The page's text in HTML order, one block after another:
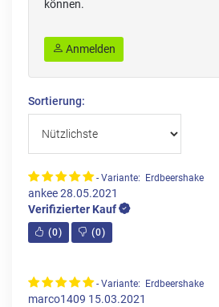
können.
Anmelden
Sortierung:
- Variante: Erdbeershake
ankee28.05.2021
Verifizierter Kauf
(0) (0)
- Variante: Erdbeershake
marco1409 15.03.2021